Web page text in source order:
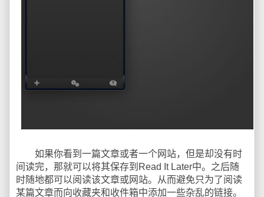
如果你看到一篇文章或者一个网站，但是却没有时
间读完，那就可以将其保存到Read It Later中。之后随
时随地都可以阅读该文章或网站。从而避免只为了阅读
某篇文章而向收藏夹和收件箱中添加一些杂乱的链接。